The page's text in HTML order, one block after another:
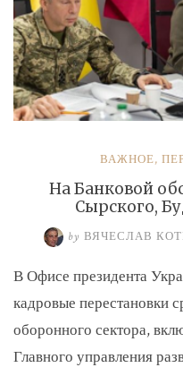
ВАЖНОЕ,
На Банковой
Сырского,
by ВЯЧЕСЛАВ
В Офисе президента
кадровые перестановки
оборонного сектора,
Главного управления